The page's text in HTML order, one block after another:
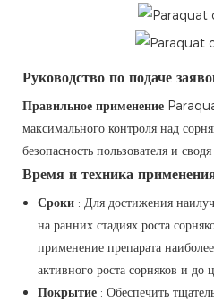
Руководство по подаче
Правильное применение
максимального контроля над
безопасность пользователя и
Время и техника
Сроки : Для достижения
на ранних стадиях роста
применение препарата
активного роста сорняков и до
Покрытие : Обеспечить